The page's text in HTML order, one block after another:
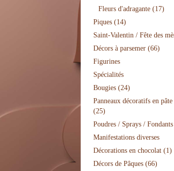
Fleurs d'adragante (17)
Piques (14)
Saint-Valentin / Fête des
Décors à parsemer (66)
Figurines
Spécialités
Bougies (24)
Panneaux décoratifs en
(25)
Poudres / Sprays / Fondants
Manifestations diverses
Décorations en chocolat (1)
Décors de Pâques (66)